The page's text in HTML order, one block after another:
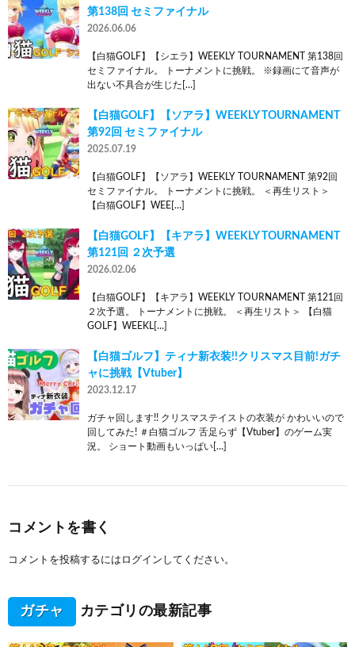
第138回 セミファイナル
2026.06.06
【白猫GOLF】【シエラ】WEEKLY TOURNAMENT 第138回
セミファイナル。 トーナメントに挑戦。 ※録画にて音声が
出ない不具合が生じた[…]
【白猫GOLF】【ソアラ】WEEKLY TOURNAMENT
第92回 セミファイナル
2025.07.19
【白猫GOLF】【ソアラ】WEEKLY TOURNAMENT 第92回
セミファイナル。 トーナメントに挑戦。 ＜再生リスト＞
【白猫GOLF】WEE[…]
【白猫GOLF】【キアラ】WEEKLY TOURNAMENT
第121回 ２次予選
2026.02.06
【白猫GOLF】【キアラ】WEEKLY TOURNAMENT 第121回
２次予選。 トーナメントに挑戦。 ＜再生リスト＞ 【白猫
GOLF】WEEKL[…]
【白猫ゴルフ】ティナ新衣装!!クリスマス目前!ガチ
ャに挑戦【Vtuber】
2023.12.17
ガチャ回します!! クリスマステイストの衣装が かわいいので
回してみた! ＃白猫ゴルフ 舌足らず【Vtuber】のゲーム実
況。 ショート動画もいっぱい[…]
コメントを書く
コメントを投稿するには ログイン してください。
ガチャ カテゴリの最新記事